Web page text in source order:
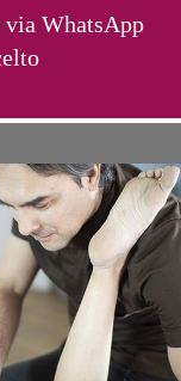
via WhatsApp